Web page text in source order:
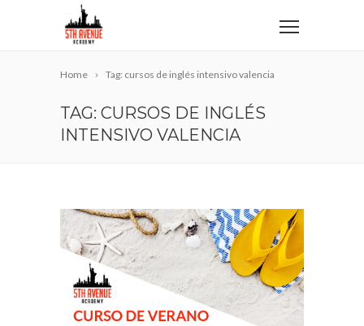
Home Tag: cursos de inglés intensivo valencia
TAG: CURSOS DE INGLÉS
INTENSIVO VALENCIA